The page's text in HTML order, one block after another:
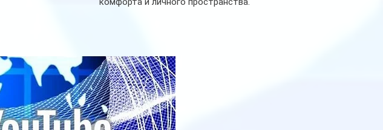
индивидуальные шторки у каждого
спального места. Они позволят
пассажирам закрыть свою полку во
время сна или отдыха, создав ощуще